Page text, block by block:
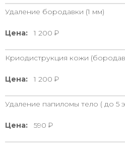
Удаление бородавки (1 мм)
Цена: 1 200
Криодиструкция кожи
Цена: 1 200
Удаление папиломы тело ( до 5
Цена: 590